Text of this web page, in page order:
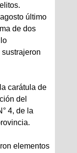
último
de dos
carátula de
del
4, de la
elementos